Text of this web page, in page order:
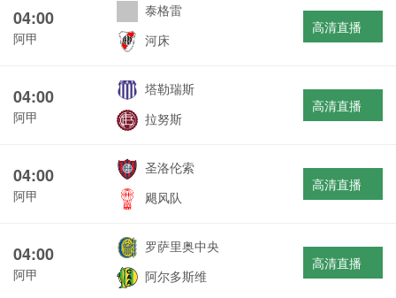
04:00
阿甲
泰格雷
河床
高清直播
04:00
阿甲
塔勒瑞斯
拉努斯
高清直播
04:00
阿甲
圣洛伦索
飓风队
高清直播
04:00
阿甲
罗萨里奥中央
阿尔多斯维
高清直播